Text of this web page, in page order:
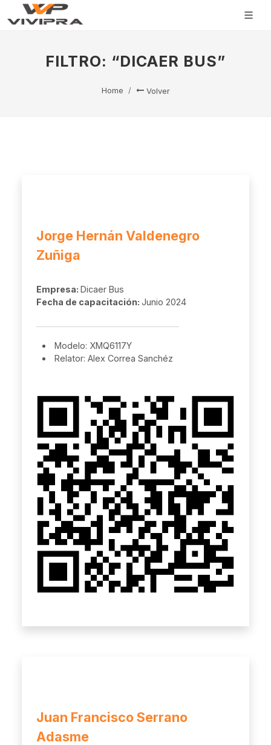
FILTRO: “DICAER BUS”
Home Volver
Jorge Hernán Valdenegro
Zuñiga
Empresa: Dicaer Bus
Fecha de capacitación: Junio 2024
Modelo: XMQ6117Y
Relator: Alex Correa Sanchéz
Juan Francisco Serrano
Adasme